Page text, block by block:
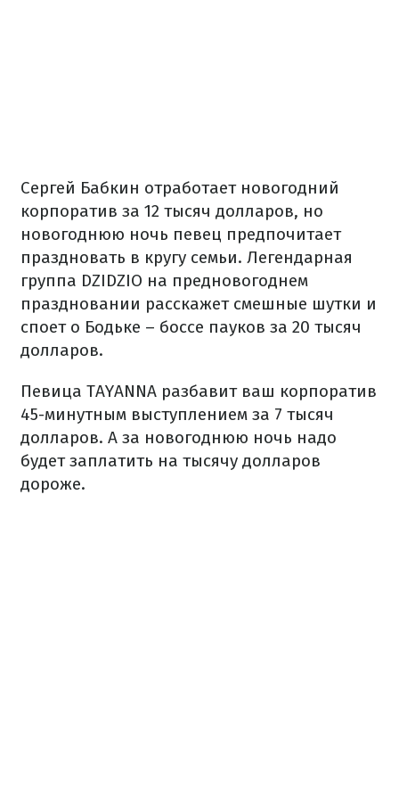
Сергей Бабкин отработает новогодний
корпоратив за 12 тысяч долларов, но
новогоднюю ночь певец предпочитает
праздновать в кругу семьи. Легендарная
группа DZIDZIO на предновогоднем
праздновании расскажет смешные шутки и
споет о Бодьке – боссе пауков за 20 тысяч
долларов.
Певица TAYANNA разбавит ваш корпоратив
45-минутным выступлением за 7 тысяч
долларов. А за новогоднюю ночь надо
будет заплатить на тысячу долларов
дороже.